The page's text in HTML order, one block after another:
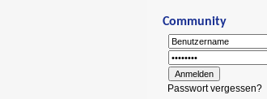
Community
Passwort vergessen?